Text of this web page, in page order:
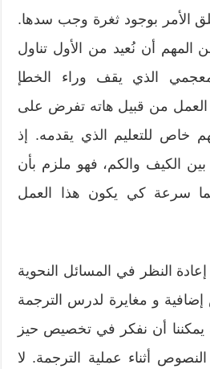
الأمر بوجود ثغرة وجب سدها.
أن نُعيد من الأول تناول
الذي يقف وراء الخطإ
العمل من قبيل هاته تفرض على
خاص للتعليم الذي يقدمه. إذ
الكيف والكم، فهو ملزم بأن
سرعة كي يكون هذا العمل
النظر في المسائل النحوية
و مغايرة لدرس الترجمة
يمكننا أن نفكر في تخصيص حيز
أثناء عملية الترجمة. لا